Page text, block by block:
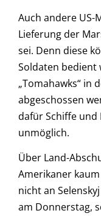
Auch andere US-
Lieferung der
sei. Denn diese
Soldaten bedient
„Tomahawks“ in
abgeschossen
dafür Schiffe und
unmöglich.
Über Land-
Amerikaner
nicht an
am Donnerstag,